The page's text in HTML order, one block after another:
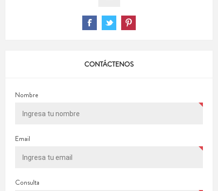
CONTÁCTENOS
Nombre
Email
Consulta